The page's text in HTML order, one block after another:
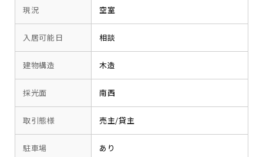
現況 空室
入居可能日 相談
建物構造 木造
採光面 南西
取引態様 売主/貸主
駐車場 あり